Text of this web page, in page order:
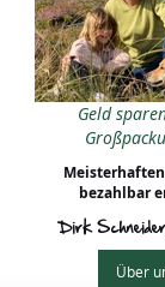
Geld
Meisterhaften
bezahlbar
Dirk
Über